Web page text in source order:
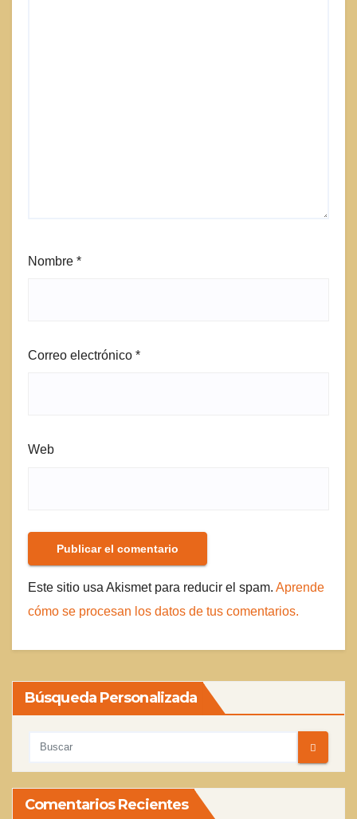
Nombre *
Correo electrónico *
Web
Este sitio usa Akismet para reducir el spam. Aprende
cómo se procesan los datos de tus comentarios.
Búsqueda Personalizada
Comentarios Recientes